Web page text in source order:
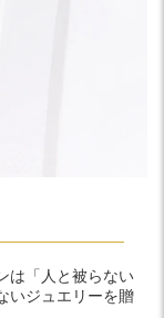
は「人と被らない
いジュエリーを贈